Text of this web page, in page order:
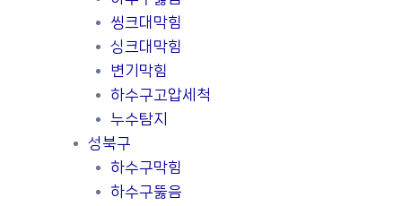
씽크대막힘
싱크대막힘
변기막힘
하수구고압세척
누수탐지
성북구
하수구막힘
하수구뚫음